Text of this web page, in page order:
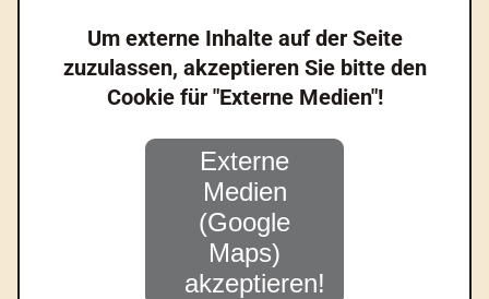
Um externe Inhalte auf der Seite
zuzulassen, akzeptieren Sie bitte den
Cookie für "Externe Medien"!
Externe
Medien
(Google
Maps)
akzeptieren!